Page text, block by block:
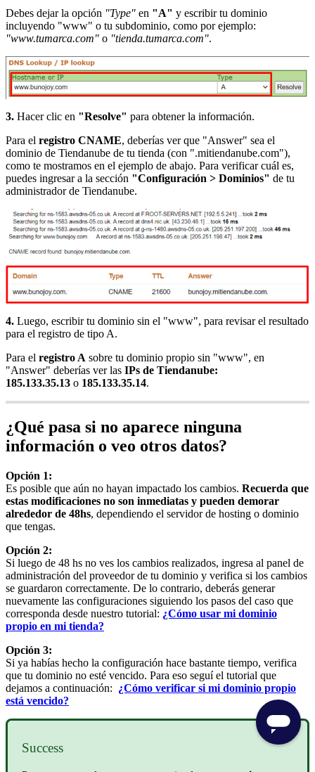
Debes dejar la opción "Type" en "A" y escribir tu dominio
incluyendo "www" o tu subdominio, como por ejemplo:
"www.tumarca.com" o "tienda.tumarca.com".
3. Hacer clic en "Resolve" para obtener la información.
Para el registro CNAME, deberías ver que "Answer" sea el
dominio de Tiendanube de tu tienda (con ".mitiendanube.com"),
como te mostramos en el ejemplo de abajo. Para verificar cuál es,
puedes ingresar a la sección "Configuración > Dominios" de tu
administrador de Tiendanube.
4. Luego, escribir tu dominio sin el "www", para revisar el resultado
para el registro de tipo A.
Para el registro A sobre tu dominio propio sin "www", en
"Answer" deberías ver las IPs de Tiendanube:
185.133.35.13 o 185.133.35.14.
¿Qué pasa si no aparece ninguna
información o veo otros datos?
Opción 1:
Es posible que aún no hayan impactado los cambios. Recuerda que
estas modificaciones no son inmediatas y pueden demorar
alrededor de 48hs, dependiendo el servidor de hosting o dominio
que tengas.
Opción 2:
Si luego de 48 hs no ves los cambios realizados, ingresa al panel de
administración del proveedor de tu dominio y verifica si los cambios
se guardaron correctamente. De lo contrario, deberás generar
nuevamente las configuraciones siguiendo los pasos del caso que
corresponda desde nuestro tutorial: ¿Cómo usar mi dominio
propio en mi tienda?
Opción 3:
Si ya habías hecho la configuración hace bastante tiempo, verifica
que tu dominio no esté vencido. Para eso seguí el tutorial que
dejamos a continuación: ¿Cómo verificar si mi dominio propio
está vencido?
Success